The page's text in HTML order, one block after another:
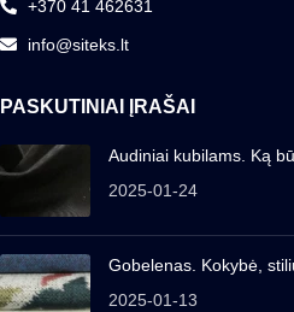
+370 41 462631
info@siteks.lt
PASKUTINIAI ĮRAŠAI
Audiniai kubilams. Ką
2025-01-24
Gobelenas. Kokybė,
2025-01-13